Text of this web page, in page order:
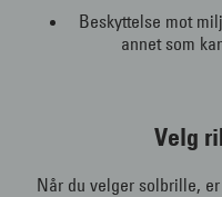
Beskyttelse mot
annet som
Velg
Når du velger solbrille,